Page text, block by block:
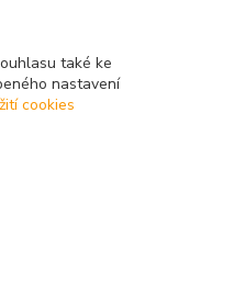
také ke
nastavení
cookies